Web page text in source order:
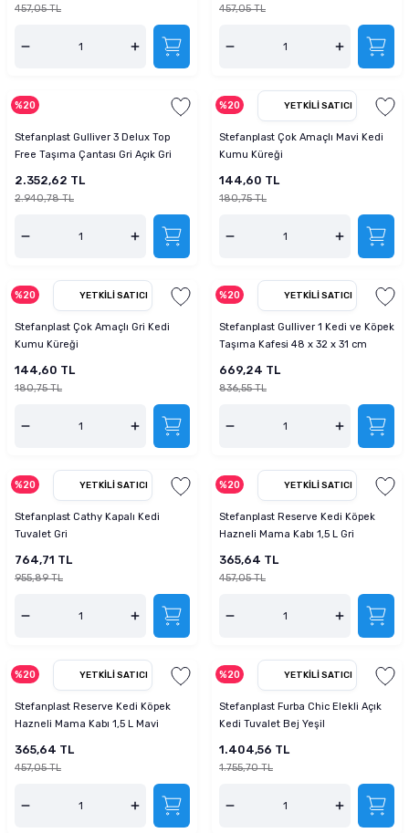
457,05 TL 457,05 TL
%20
Stefanplast Gulliver 3 Delux Top
Free Taşıma Çantası Gri Açık Gri
2.352,62 TL
2.940,78 TL
%20 YETKILI SATICI
Stefanplast Çok Amaçlı Mavi Kedi
Kumu Küreği
144,60 TL
180,75 TL
%20 YETKILI SATICI
Stefanplast Çok Amaçlı Gri Kedi
Kumu Küreği
144,60 TL
180,75 TL
%20 YETKILI SATICI
Stefanplast Gulliver 1 Kedi ve Köpek
Taşıma Kafesi 48 x 32 x 31 cm
669,24 TL
836,55 TL
%20 YETKILI SATICI
Stefanplast Cathy Kapalı Kedi
Tuvalet Gri
764,71 TL
955,89 TL
%20 YETKILI SATICI
Stefanplast Reserve Kedi Köpek
Hazneli Mama Kabı 1,5 L Gri
365,64 TL
457,05 TL
%20 YETKILI SATICI
Stefanplast Reserve Kedi Köpek
Hazneli Mama Kabı 1,5 L Mavi
365,64 TL
457,05 TL
%20 YETKILI SATICI
Stefanplast Furba Chic Elekli Açık
Kedi Tuvalet Bej Yeşil
1.404,56 TL
1.755,70 TL